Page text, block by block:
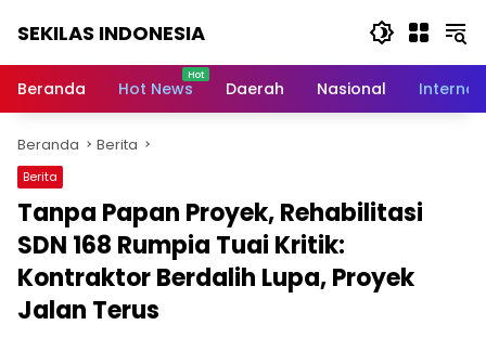
SEKILAS INDONESIA
Terkini,
Latest
World,
Headlines,
News
Today
Beranda Hot News Daerah Nasional
Beranda Berita
Berita
Tanpa Papan Proyek, Rehabilitasi
SDN 168 Rumpia Tuai Kritik:
Kontraktor Berdalih Lupa, Proyek
Jalan Terus